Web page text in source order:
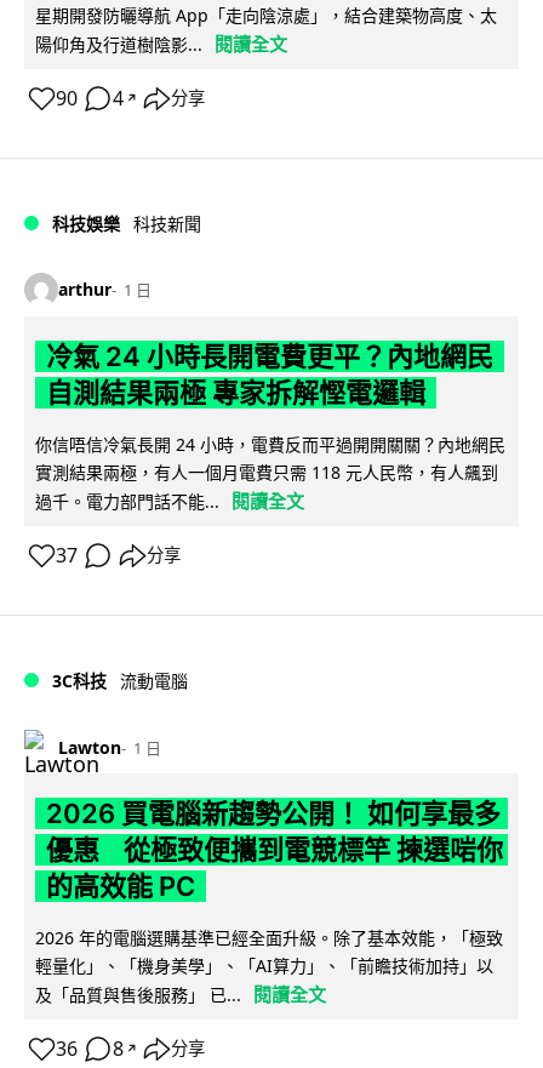
星期開發防曬導航 App「走向陰涼處」，結合建築物高度、太
陽仰角及行道樹陰影...
閱讀全文
90 4 ↗ 分享
科技娛樂 科技新聞
arthur 1 日
冷氣 24 小時長開電費更平？內地網民
自測結果兩極 專家拆解慳電邏輯
你信唔信冷氣長開 24 小時，電費反而平過開開關關？內地網民
實測結果兩極，有人一個月電費只需 118 元人民幣，有人飆到
過千。電力部門話不能...
閱讀全文
37 分享
3C科技 流動電腦
Lawton 1 日
2026 買電腦新趨勢公開！ 如何享最多
優惠 從極致便攜到電競標竿 揀選啱你
的高效能 PC
2026 年的電腦選購基準已經全面升級。除了基本效能，「極致
輕量化」、「機身美學」、「AI算力」、「前瞻技術加持」以
及「品質與售後服務」 已...
閱讀全文
36 8 ↗ 分享